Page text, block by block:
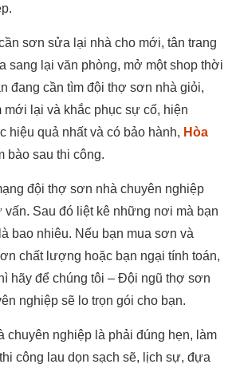
sơn sửa lại nhà cho mới, tân trang
sang lại văn phòng, mở một shop thời
đang cần tìm đội thợ sơn nhà giỏi,
mới lại và khắc phục sự cố, hiện
hiệu quả nhất và có bảo hành, Hòa
bào sau thi công.
đội thợ sơn nhà chuyên nghiệp
vấn. Sau đó liệt kê những nơi mà bạn
bao nhiêu. Nếu bạn mua sơn và
chất lượng hoặc bạn ngại tính toán,
hãy để chúng tôi – Đội ngũ thợ sơn
nghiệp sẽ lo trọn gói cho bạn.
chuyên nghiệp là phải đúng hẹn, làm
công lau dọn sạch sẽ, lịch sự, đựa